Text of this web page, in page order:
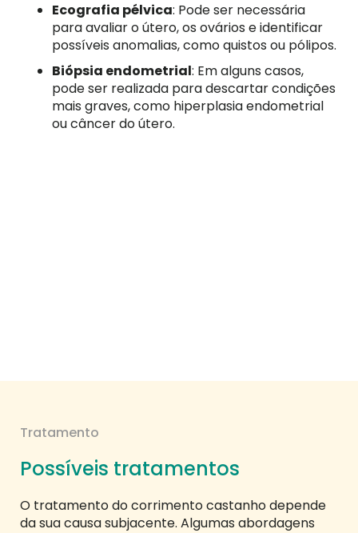
Ecografia pélvica: Pode ser necessária
para avaliar o útero, os ovários e identificar
possíveis anomalias, como quistos ou pólipos.
Biópsia endometrial: Em alguns casos,
pode ser realizada para descartar condições
mais graves, como hiperplasia endometrial
ou câncer do útero.
Tratamento
Possíveis tratamentos
O tratamento do corrimento castanho depende
da sua causa subjacente. Algumas abordagens